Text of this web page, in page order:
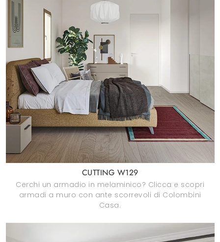
CUTTING W129
Cerchi un armadio in melaminico? Clicca e scopri
armadi a muro con ante scorrevoli di Colombini
Casa.